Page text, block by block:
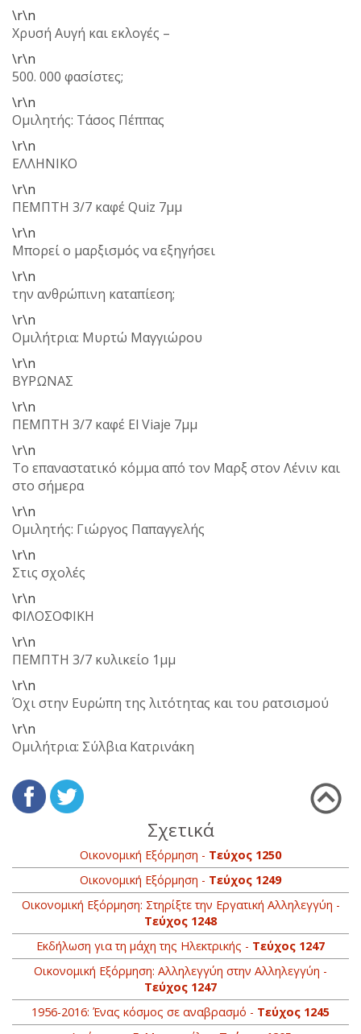
\r\n
Χρυσή Αυγή και εκλογές –
\r\n
500. 000 φασίστες;
\r\n
Ομιλητής: Τάσος Πέππας
\r\n
ΕΛΛΗΝΙΚΟ
\r\n
ΠΕΜΠΤΗ 3/7 καφέ Quiz 7μμ
\r\n
Μπορεί ο μαρξισμός να εξηγήσει
\r\n
την ανθρώπινη καταπίεση;
\r\n
Ομιλήτρια: Μυρτώ Μαγγιώρου
\r\n
ΒΥΡΩΝΑΣ
\r\n
ΠΕΜΠΤΗ 3/7 καφέ El Viaje 7μμ
\r\n
Το επαναστατικό κόμμα από τον Μαρξ στον Λένιν και
στο σήμερα
\r\n
Ομιλητής: Γιώργος Παπαγγελής
\r\n
Στις σχολές
\r\n
ΦΙΛΟΣΟΦΙΚΗ
\r\n
ΠΕΜΠΤΗ 3/7 κυλικείο 1μμ
\r\n
Όχι στην Ευρώπη της λιτότητας και του ρατσισμού
\r\n
Ομιλήτρια: Σύλβια Κατρινάκη
Σχετικά
Οικονομική Εξόρμηση - Τεύχος 1250
Οικονομική Εξόρμηση - Τεύχος 1249
Οικονομική Εξόρμηση: Στηρίξτε την Εργατική Αλληλεγγύη -
Τεύχος 1248
Εκδήλωση για τη μάχη της Ηλεκτρικής - Τεύχος 1247
Οικονομική Εξόρμηση: Αλληλεγγύη στην Αλληλεγγύη -
Τεύχος 1247
1956-2016: Ένας κόσμος σε αναβρασμό - Τεύχος 1245